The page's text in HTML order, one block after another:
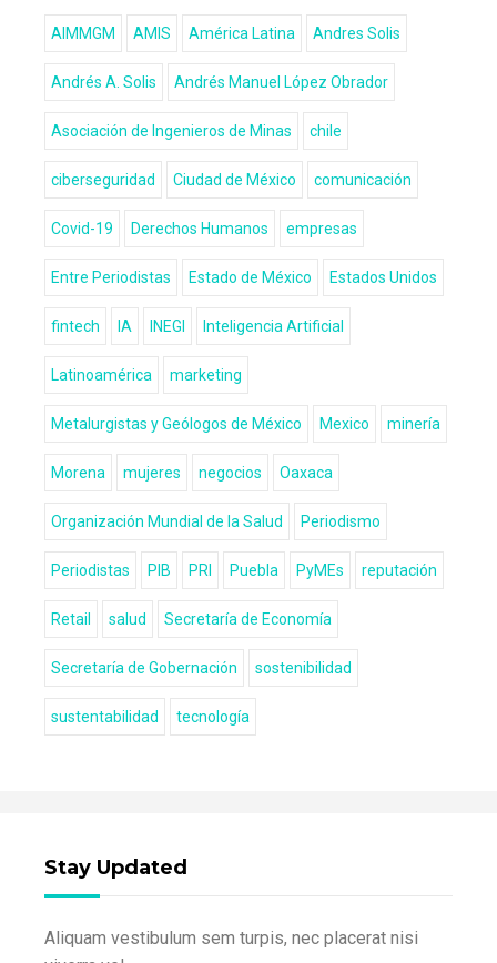
AIMMGM AMIS América Latina Andres Solis
Andrés A. Solis Andrés Manuel López Obrador
Asociación de Ingenieros de Minas chile
ciberseguridad Ciudad de México comunicación
Covid-19 Derechos Humanos empresas
Entre Periodistas Estado de México Estados Unidos
fintech IA INEGI Inteligencia Artificial
Latinoamérica marketing
Metalurgistas y Geólogos de México Mexico minería
Morena mujeres negocios Oaxaca
Organización Mundial de la Salud Periodismo
Periodistas PIB PRI Puebla PyMEs reputación
Retail salud Secretaría de Economía
Secretaría de Gobernación sostenibilidad
sustentabilidad tecnología
Stay Updated
Aliquam vestibulum sem turpis, nec placerat nisi